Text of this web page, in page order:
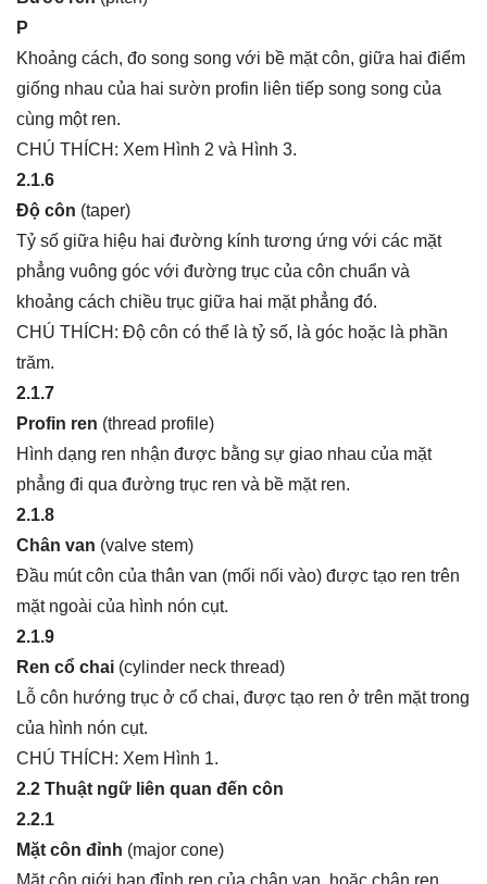
P
Khoảng cách, đo song song với bề mặt côn, giữa hai điểm
giống nhau của hai sườn profin liên tiếp song song của
cùng một ren.
CHÚ THÍCH: Xem Hình 2 và Hình 3.
2.1.6
Độ côn (taper)
Tỷ số giữa hiệu hai đường kính tương ứng với các mặt
phẳng vuông góc với đường trục của côn chuẩn và
khoảng cách chiều trục giữa hai mặt phẳng đó.
CHÚ THÍCH: Độ côn có thể là tỷ số, là góc hoặc là phần
trăm.
2.1.7
Profin ren (thread profile)
Hình dạng ren nhận được bằng sự giao nhau của mặt
phẳng đi qua đường trục ren và bề mặt ren.
2.1.8
Chân van (valve stem)
Đầu mút côn của thân van (mối nối vào) được tạo ren trên
mặt ngoài của hình nón cụt.
2.1.9
Ren cổ chai (cylinder neck thread)
Lỗ côn hướng trục ở cổ chai, được tạo ren ở trên mặt trong
của hình nón cụt.
CHÚ THÍCH: Xem Hình 1.
2.2 Thuật ngữ liên quan đến côn
2.2.1
Mặt côn đỉnh (major cone)